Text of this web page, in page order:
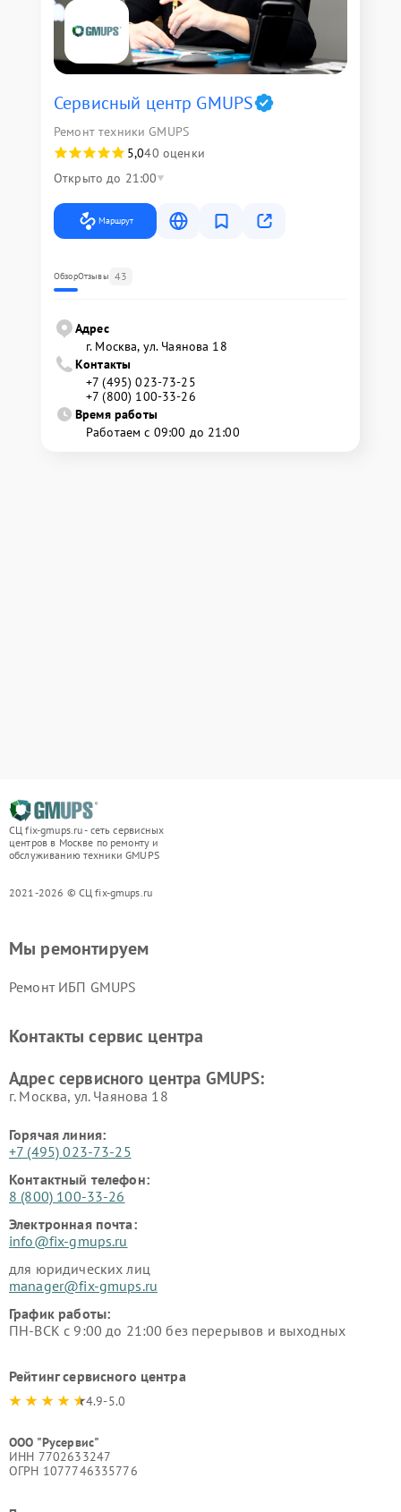
Сервисный центр GMUPS
Ремонт техники GMUPS
5,040 оценки
Открыто до 21:00
Маршрут
ОбзорОтзывы 43
Адрес
г. Москва, ул. Чаянова 18
Контакты
+7 (495) 023-73-25
+7 (800) 100-33-26
Время работы
Работаем с 09:00 до 21:00
СЦ fix-gmups.ru - сеть сервисных
центров в Москве по ремонту и
обслуживанию техники GMUPS
2021-2026 © СЦ fix-gmups.ru
Мы ремонтируем
Ремонт ИБП GMUPS
Контакты сервис центра
Адрес сервисного центра GMUPS:
г. Москва, ул. Чаянова 18
Горячая линия:
+7 (495) 023-73-25
Контактный телефон:
8 (800) 100-33-26
Электронная почта:
info@fix-gmups.ru
для юридических лиц
manager@fix-gmups.ru
График работы:
ПН-ВСК с 9:00 до 21:00 без перерывов и выходных
Рейтинг сервисного центра
4.9-5.0
ООО "Русервис"
ИНН 7702633247
ОГРН 1077746335776